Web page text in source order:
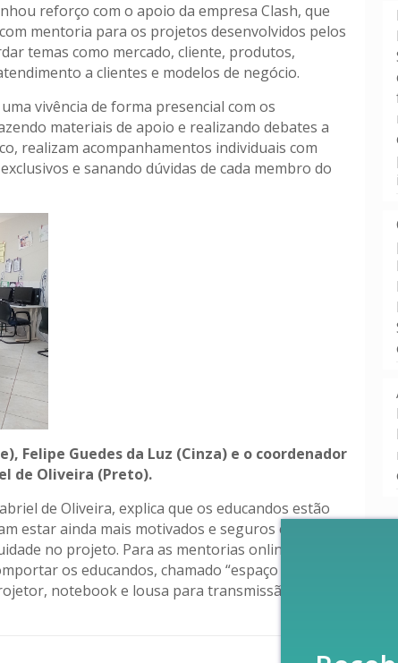
reforço com o apoio da empresa Clash, que
mentoria para os projetos desenvolvidos pelos
temas como mercado, cliente, produtos,
a clientes e modelos de negócio.
vivência de forma presencial com os
materiais de apoio e realizando debates a
realizam acompanhamentos individuais com
e sanando dúvidas de cada membro do
Felipe Guedes da Luz (Cinza) e o coordenador
de Oliveira (Preto).
de Oliveira, explica que os educandos estão
estar ainda mais motivados e seguros com essa
no projeto. Para as mentorias online foi
os educandos, chamado “espaço de
notebook e lousa para transmissão das